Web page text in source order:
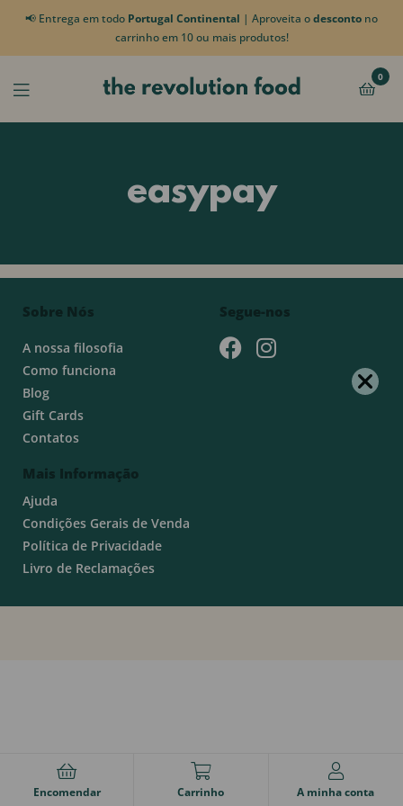
📢 Entrega em todo Portugal Continental | Aproveita odesconto no
carrinho em 10 ou mais produtos!
0
easypay
Sobre Nós
A nossa filosofia
Como funciona
Blog
Gift Cards
Contatos
Mais Informação
Ajuda
Condições Gerais de Venda
Política de Privacidade
Livro de Reclamações
Segue-nos
Encomendar Carrinho A minha conta